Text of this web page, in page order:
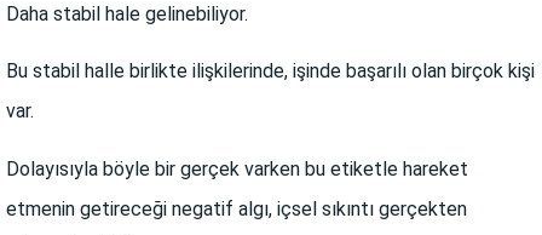
Daha stabil hale gelinebiliyor.
Bu stabil halle birlikte ilişkilerinde, işinde başarılı olan birçok kişi
var.
Dolayısıyla böyle bir gerçek varken bu etiketle hareket
etmenin getireceği negatif algı, içsel sıkıntı gerçekten